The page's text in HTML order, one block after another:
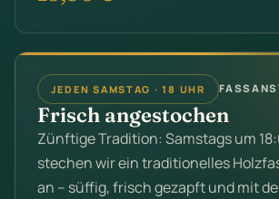
JEDEN SAMSTAG · 18 UHR
Frisch angestochen
Zünftige Tradition: Samstags um
stechen wir ein traditionelles
an – süffig, frisch gezapft und mit